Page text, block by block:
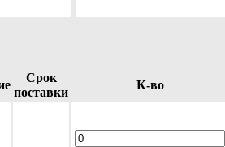
Срок
поставки
К-во